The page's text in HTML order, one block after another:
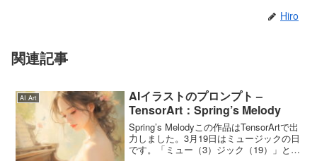
Hiro
関連記事
AI Art
AIイラストのプロンプト –
TensorArt：Spring’s Melody
Spring’s Melodyこの作品はTensorArtで出
力しました。3月19日はミュージックの日
です。「ミュー（3）ジック（19）」と読